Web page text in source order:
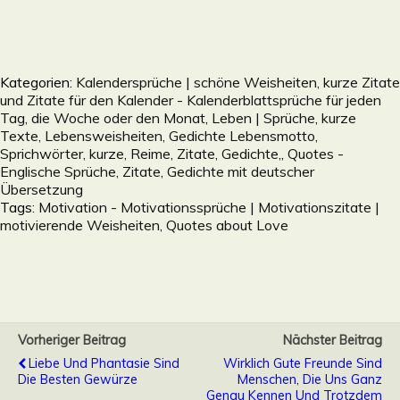
Kategorien: Kalendersprüche | schöne Weisheiten, kurze Zitate
und Zitate für den Kalender - Kalenderblattsprüche für jeden
Tag, die Woche oder den Monat Leben | Sprüche, kurze
Texte, Lebensweisheiten, Gedichte Lebensmotto,
Sprichwörter, kurze, Reime, Zitate, Gedichte, Quotes -
Englische Sprüche, Zitate, Gedichte mit deutscher
Übersetzung
Tags: Motivation - Motivationssprüche | Motivationszitate |
motivierende Weisheiten Quotes about Love
Vorheriger Beitrag
Liebe Und Phantasie Sind
Die Besten Gewürze
Nächster Beitrag
Wirklich Gute Freunde Sind
Menschen, Die Uns Ganz
Genau Kennen Und Trotzdem